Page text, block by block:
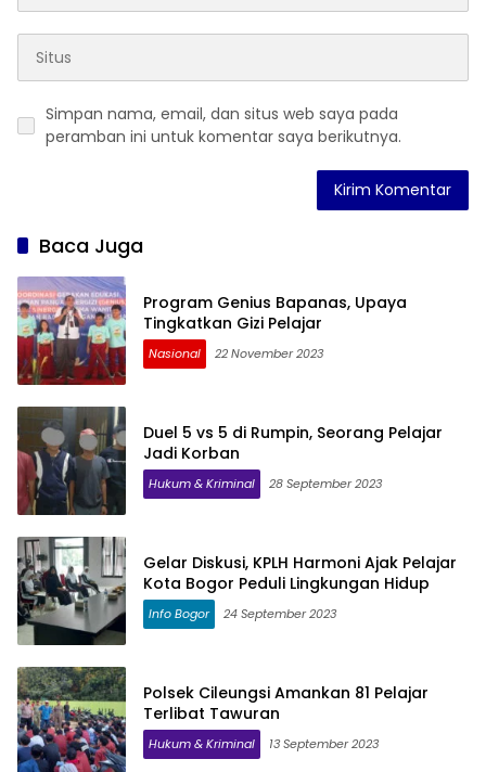
Simpan nama, email, dan situs web saya pada
peramban ini untuk komentar saya berikutnya.
Baca Juga
Program Genius Bapanas, Upaya
Tingkatkan Gizi Pelajar
Nasional 22 November 2023
Duel 5 vs 5 di Rumpin, Seorang Pelajar
Jadi Korban
Hukum & Kriminal 28 September 2023
Gelar Diskusi, KPLH Harmoni Ajak Pelajar
Kota Bogor Peduli Lingkungan Hidup
Info Bogor 24 September 2023
Polsek Cileungsi Amankan 81 Pelajar
Terlibat Tawuran
Hukum & Kriminal 13 September 2023